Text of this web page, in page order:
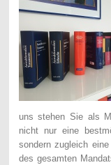
uns stehen Sie als
nicht nur eine
sondern zugleich
des gesamten